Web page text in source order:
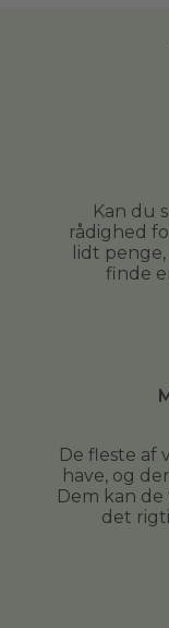
Kan du
rådighed
lidt
finde
De fleste af
have, og
Dem kan
det